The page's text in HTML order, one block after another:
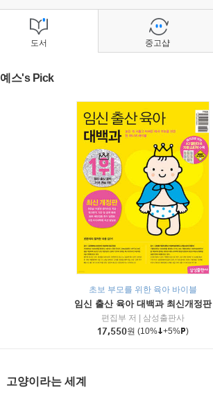
도서
예스's Pick
초보 부모를 위한 육아 바이블
임신 출산 육아 대백과 최신개정판
편집부 저
삼성출판사
17,550원 (10% +5% )
고양이라는 세계
중고샵